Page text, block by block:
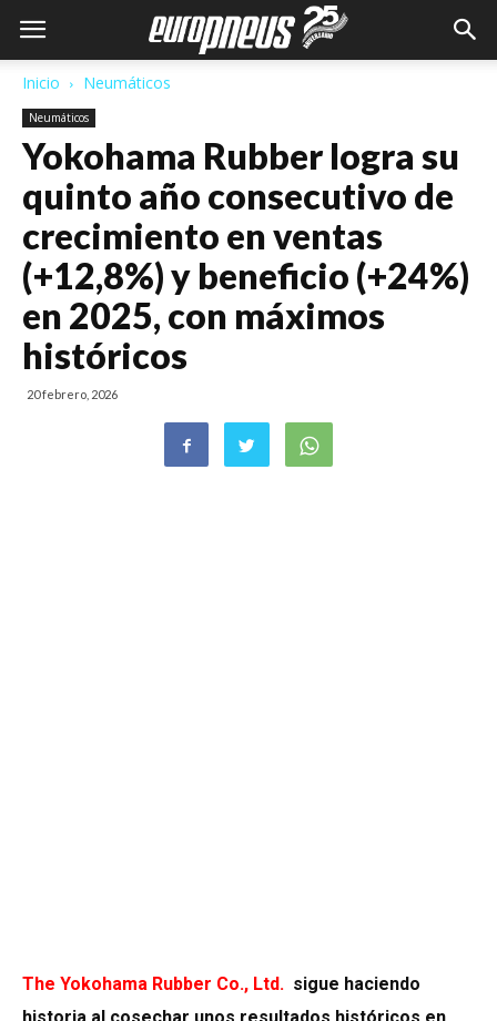
Inicio Neumáticos
Neumáticos
Yokohama Rubber logra su
quinto año consecutivo de
crecimiento en ventas
(+12,8%) y beneficio (+24%)
en 2025, con máximos
históricos
20 febrero, 2026
The Yokohama Rubber Co., Ltd. sigue haciendo
historia al cosechar unos resultados históricos en